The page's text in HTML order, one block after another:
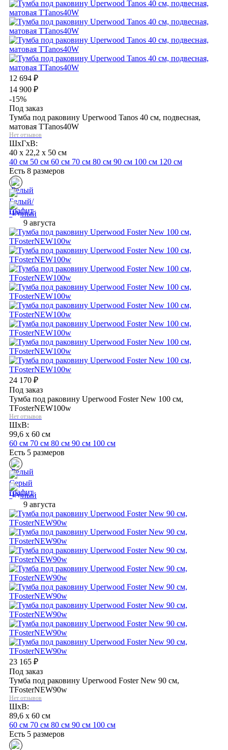
12 694 ₽
14 900 ₽
-15%
Под заказ
Тумба под раковину Uperwood Tanos 40 см, подвесная,
матовая TTanos40W
Нет отзывов
ШхГхВ:
40 x 22,2 x 50 см
40 см 50 см 60 см 70 см 80 см 90 см 100 см 120 см
Есть 8 размеров
9 августа
24 170 ₽
Под заказ
Тумба под раковину Uperwood Foster New 100 см,
TFosterNEW100w
Нет отзывов
ШхВ:
99,6 x 60 см
60 см 70 см 80 см 90 см 100 см
Есть 5 размеров
9 августа
23 165 ₽
Под заказ
Тумба под раковину Uperwood Foster New 90 см,
TFosterNEW90w
Нет отзывов
ШхВ:
89,6 x 60 см
60 см 70 см 80 см 90 см 100 см
Есть 5 размеров